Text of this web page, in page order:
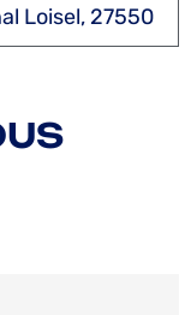
Loisel, 27550